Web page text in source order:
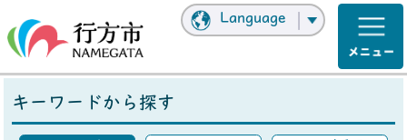
Language
キーワードから探す